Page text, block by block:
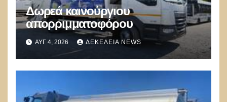
Δωρεά καινούργιου
απορριμματοφόρου
ΑΥΓ 4, 2026 ΔΕΚΈΛΕΙΑ NEWS